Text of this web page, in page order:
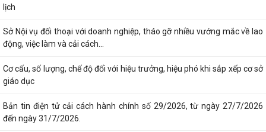
lịch
Sở Nội vụ đối thoại với doanh nghiệp, tháo gỡ nhiều vướng mắc về lao
động, việc làm và cải cách...
Cơ cấu, số lượng, chế độ đối với hiệu trưởng, hiệu phó khi sắp xếp cơ sở
giáo dục
Bản tin điện tử cải cách hành chính số 29/2026, từ ngày 27/7/2026
đến ngày 31/7/2026.